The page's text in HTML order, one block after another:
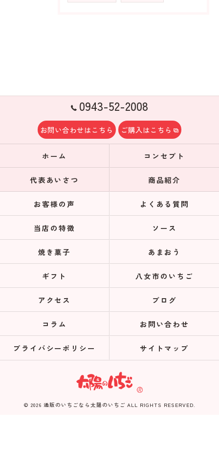
0943-52-2008
お問い合わせはこちら ご購入はこちら
ホーム コンセプト
代表あいさつ 商品紹介
お客様の声 よくある質問
当店の特徴 ソース
焼き菓子 あまおう
ギフト 八女市のいちご
アクセス ブログ
コラム お問い合わせ
プライバシーポリシー サイトマップ
© 2026 通販のいちごなら太陽のいちご ALL RIGHTS RESERVED.